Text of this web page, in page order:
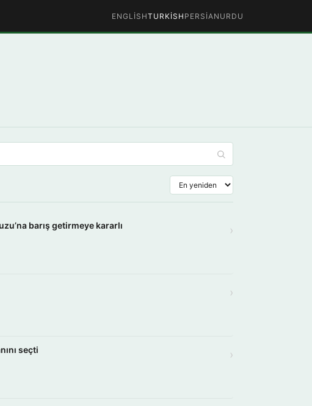
ENGLISHTURKISH PERSIAN URDU
barış getirmeye kararlı ›
›
seçti ›